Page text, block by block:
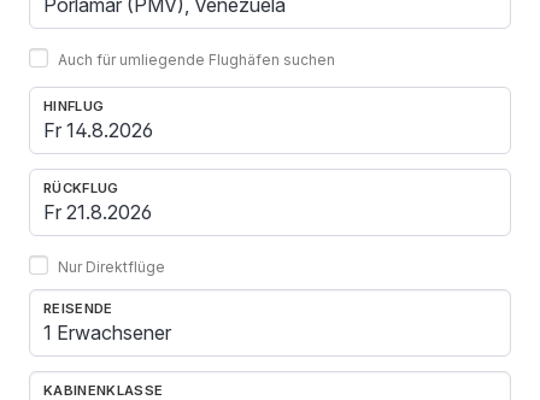
Auch für umliegende Flughäfen suchen
HINFLUG
RÜCKFLUG
Nur Direktflüge
REISENDE
1 Erwachsener
KABINENKLASSE